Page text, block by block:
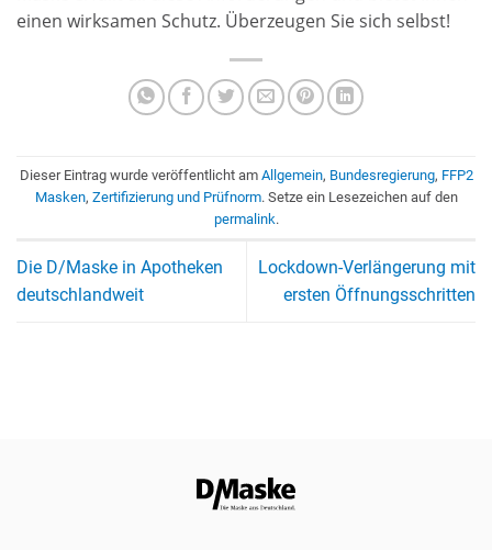
einen wirksamen Schutz. Überzeugen Sie sich selbst!
Dieser Eintrag wurde veröffentlicht am Allgemein, Bundesregierung, FFP2
Masken, Zertifizierung und Prüfnorm. Setze ein Lesezeichen auf den
permalink.
Die D/Maske in Apotheken
deutschlandweit
Lockdown-Verlängerung mit
ersten Öffnungsschritten